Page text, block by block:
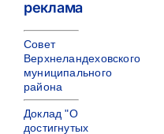
реклама
Совет
Верхнеландеховского
муниципального
района
Доклад "О
достигнутых